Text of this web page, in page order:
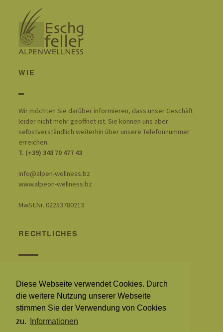
Diese Webseite verwendet Cookies. Durch
die weitere Nutzung unserer Webseite
stimmen Sie der Verwendung von Cookies
zu.
Informationen
WIE
Wir möchten Sie darüber informieren, dass unser Geschäft
leider nicht mehr geöffnet ist. Sie können uns aber
selbstverständlich weiterhin über unsere Telefonnummer
erreichen.
T. (+39) 348 70 477 43
info@alpen-wellness.bz
www.alpeon-wellness.bz
MwSt.Nr. 02253780213
RECHTLICHES
Datenschutzbestimmungen
Impressum